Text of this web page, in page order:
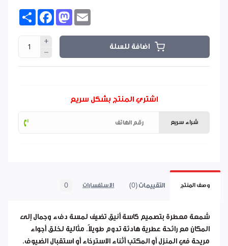
Share FacebookMastodon
اضافة للسلة
اشتري المنتج بشكل سريع
شراء سريع
وصف المنتج التقييمات (0) الاستفسارات 0
شمعة معطرة بتصميم كاسة أنيق تضيف لمسة دفء وجمال إلى
المكان مع رائحة عطرية هادئة تدوم طويلاً. مثالية لخلق أجواء
مريحة في المنزل أو المكتب أثناء الاسترخاء أو استقبال الضيوف.